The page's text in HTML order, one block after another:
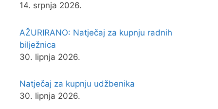
14. srpnja 2026.
AŽURIRANO: Natječaj za kupnju radnih
bilježnica
30. lipnja 2026.
Natječaj za kupnju udžbenika
30. lipnja 2026.